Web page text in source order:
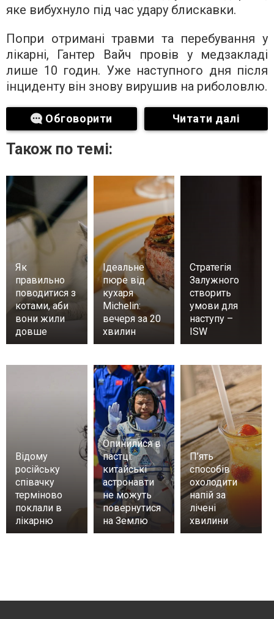
яке вибухнуло під час удару блискавки.
Попри отримані травми та перебування у
лікарні, Гантер Вайч провів у медзакладі
лише 10 годин. Уже наступного дня після
інциденту він знову вирушив на риболовлю.
Обговорити Читати далі
Також по темі:
Як
правильно
поводитися з
котами, аби
вони жили
довше
Ідеальне
пюре від
кухаря
Michelin:
вечеря за 20
хвилин
Стратегія
Залужного
створить
умови для
наступу –
ISW
Відому
російську
співачку
терміново
поклали в
лікарню
Опинилися в
пастці:
китайські
астронавти
не можуть
повернутися
на Землю
П’ять
способів
охолодити
напій за
лічені
хвилини